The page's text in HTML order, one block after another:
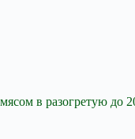
в разогретую до